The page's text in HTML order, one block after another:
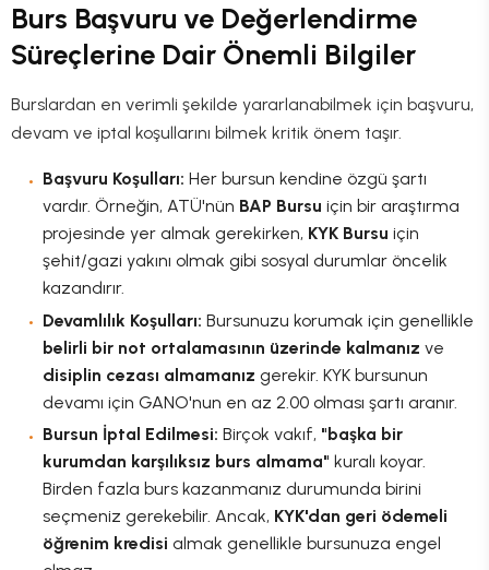
Burs Başvuru ve Değerlendirme
Süreçlerine Dair Önemli Bilgiler
Burslardan en verimli şekilde yararlanabilmek için başvuru,
devam ve iptal koşullarını bilmek kritik önem taşır.
Başvuru Koşulları: Her bursun kendine özgü şartı
vardır. Örneğin, ATÜ'nün BAP Bursu için bir araştırma
projesinde yer almak gerekirken, KYK Bursu için
şehit/gazi yakını olmak gibi sosyal durumlar öncelik
kazandırır.
Devamlılık Koşulları: Bursunuzu korumak için genellikle
belirli bir not ortalamasının üzerinde kalmanız ve
disiplin cezası almamanız gerekir. KYK bursunun
devamı için GANO'nun en az 2.00 olması şartı aranır.
Bursun İptal Edilmesi: Birçok vakıf, "başka bir
kurumdan karşılıksız burs almama" kuralı koyar.
Birden fazla burs kazanmanız durumunda birini
seçmeniz gerekebilir. Ancak, KYK'dan geri ödemeli
öğrenim kredisi almak genellikle bursunuza engel